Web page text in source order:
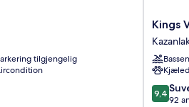
tilgjengelig
Kings
Valley
Medical
&
Spa
Hotel
Kazanlak
Kings
9.4
av
9,4
92